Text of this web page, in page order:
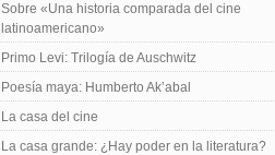
Sobre «Una historia comparada del cine
latinoamericano»
Primo Levi: Trilogía de Auschwitz
Poesía maya: Humberto Ak’abal
La casa del cine
La casa grande: ¿Hay poder en la literatura?